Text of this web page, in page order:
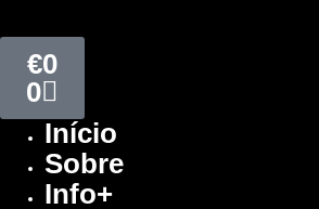
€0
0
Início
Sobre
Info+